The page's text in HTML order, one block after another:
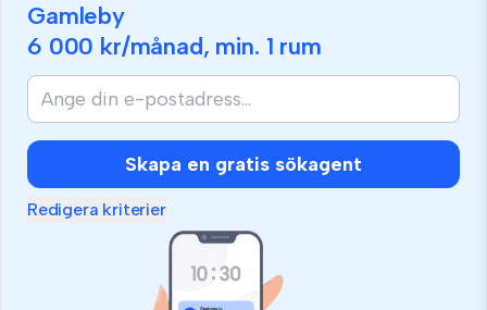
Gamleby
6 000 kr/månad, min. 1 rum
Skapa en gratis sökagent
Redigera kriterier